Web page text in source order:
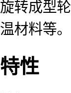
旋转成型
温材料等。
特性